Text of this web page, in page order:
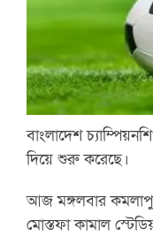
বাংলাদেশ
দিয়ে শুরু করেছে।
আজ মঙ্গলবার কমলাপুর
মোস্তফা কামাল